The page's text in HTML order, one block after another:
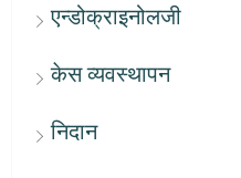
एन्डोक्राइनोलजी
केस व्यवस्थापन
निदान